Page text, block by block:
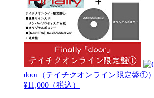
door（テイチクオンライン限定盤①）
¥11,000（税込）